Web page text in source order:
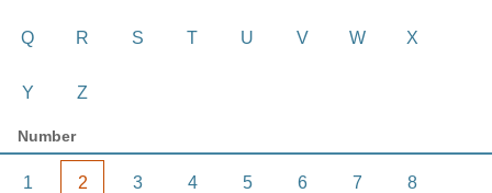
Q R S T U V W X
Y Z
Number
1 2 3 4 5 6 7 8